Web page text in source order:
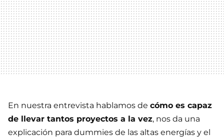
En nuestra entrevista hablamos de cómo es capaz
de llevar tantos proyectos a la vez, nos da una
explicación para dummies de las altas energías y el